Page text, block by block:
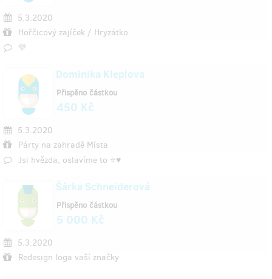
5.3.2020
Hořčicový zajíček / Hryzátko
💛
Dominika Kleplova
5.3.2020
Párty na zahradě Místa
Jsi hvězda, oslavíme to ⭐️♥️
Přispěno částkou
450 Kč
Šárka Schneiderová
5.3.2020
Redesign loga vaší značky
Přispěno částkou
5 000 Kč